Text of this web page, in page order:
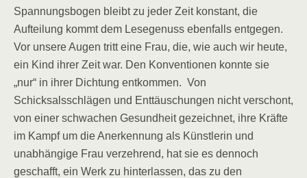
Spannungsbogen bleibt zu jeder Zeit konstant, die
Aufteilung kommt dem Lesegenuss ebenfalls entgegen.
Vor unsere Augen tritt eine Frau, die, wie auch wir heute,
ein Kind ihrer Zeit war. Den Konventionen konnte sie
„nur“ in ihrer Dichtung entkommen. Von
Schicksalsschlägen und Enttäuschungen nicht verschont,
von einer schwachen Gesundheit gezeichnet, ihre Kräfte
im Kampf um die Anerkennung als Künstlerin und
unabhängige Frau verzehrend, hat sie es dennoch
geschafft, ein Werk zu hinterlassen, das zu den